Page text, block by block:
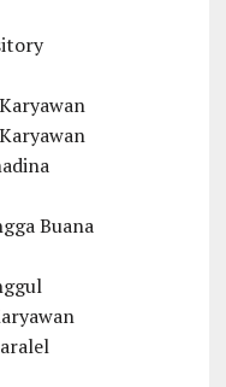
Buana